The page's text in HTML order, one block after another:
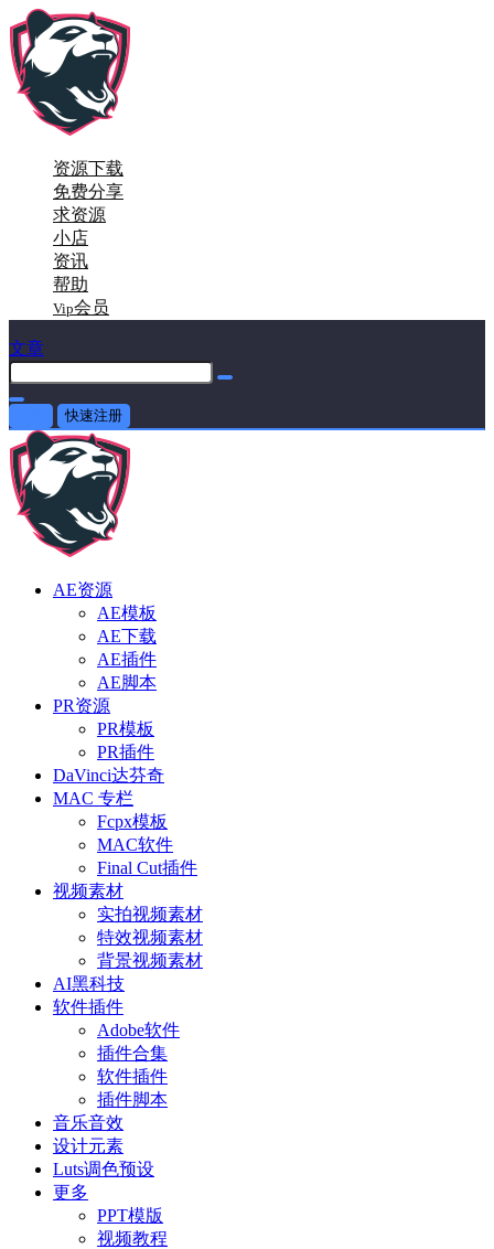
资源下载
免费分享
求资源
小店
资讯
帮助
Vip会员
文章
快速注册
AE资源
AE模板
AE下载
AE插件
AE脚本
PR资源
PR模板
PR插件
DaVinci达芬奇
MAC 专栏
Fcpx模板
MAC软件
Final Cut插件
视频素材
实拍视频素材
特效视频素材
背景视频素材
AI黑科技
软件插件
Adobe软件
插件合集
软件插件
插件脚本
音乐音效
设计元素
Luts调色预设
更多
PPT模版
视频教程